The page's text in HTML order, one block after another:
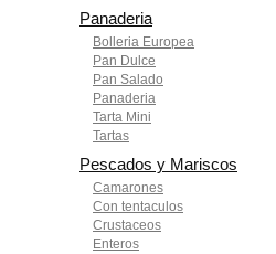
Panaderia
Bolleria Europea
Pan Dulce
Pan Salado
Panaderia
Tarta Mini
Tartas
Pescados y Mariscos
Camarones
Con tentaculos
Crustaceos
Enteros